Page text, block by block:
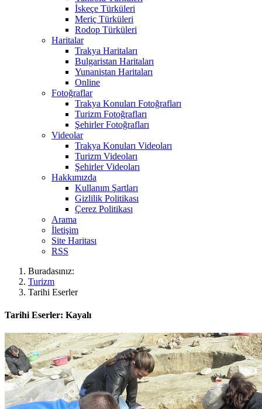
İskeçe Türküleri
Meriç Türküleri
Rodop Türküleri
Haritalar
Trakya Haritaları
Bulgaristan Haritaları
Yunanistan Haritaları
Online
Fotoğraflar
Trakya Konuları Fotoğrafları
Turizm Fotoğrafları
Şehirler Fotoğrafları
Videolar
Trakya Konuları Videoları
Turizm Videoları
Şehirler Videoları
Hakkımızda
Kullanım Şartları
Gizlilik Politikası
Çerez Politikası
Arama
İletişim
Site Haritası
RSS
Buradasınız:
Turizm
Tarihi Eserler
Tarihi Eserler: Kayalı